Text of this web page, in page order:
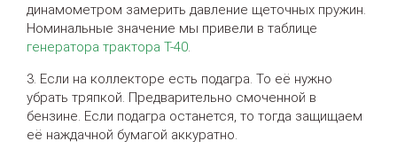
динамометром замерить давление щеточных пружин.
Номинальные значение мы привели в таблице
генератора трактора Т-40
3. Если на коллекторе есть подагра. То её нужно
убрать тряпкой. Предварительно смоченной в
бензине. Если подагра останется, то тогда защищаем
её наждачной бумагой аккуратно.